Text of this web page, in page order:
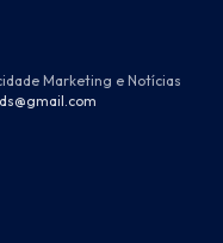
Marketing e Notícias